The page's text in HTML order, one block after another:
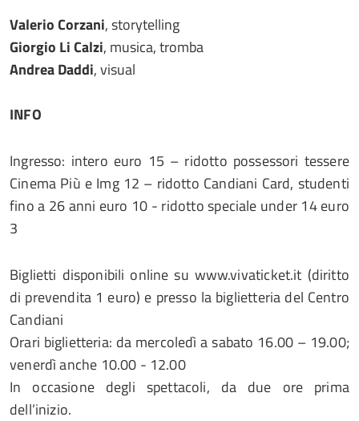
Valerio Corzani, storytelling
Giorgio Li Calzi, musica, tromba
Andrea Daddi, visual
INFO
Ingresso: intero euro 15 – ridotto possessori tessere
Cinema Più e Img 12 – ridotto Candiani Card, studenti
fino a 26 anni euro 10 - ridotto speciale under 14 euro
3
Biglietti disponibili online su www.vivaticket.it (diritto
di prevendita 1 euro) e presso la biglietteria del Centro
Candiani
Orari biglietteria: da mercoledì a sabato 16.00 – 19.00;
venerdì anche 10.00 - 12.00
In occasione degli spettacoli, da due ore prima
dell’inizio.